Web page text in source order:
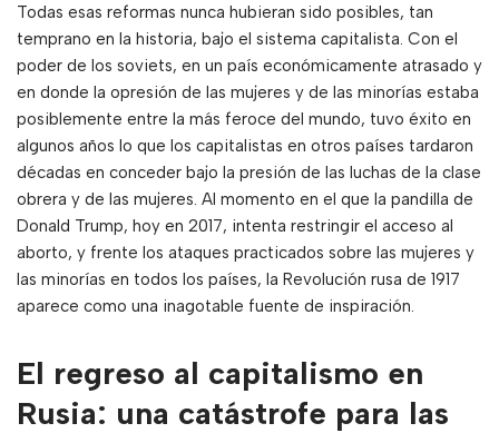
Todas esas reformas nunca hubieran sido posibles, tan
temprano en la historia, bajo el sistema capitalista. Con el
poder de los soviets, en un país económicamente atrasado y
en donde la opresión de las mujeres y de las minorías estaba
posiblemente entre la más feroce del mundo, tuvo éxito en
algunos años lo que los capitalistas en otros países tardaron
décadas en conceder bajo la presión de las luchas de la clase
obrera y de las mujeres. Al momento en el que la pandilla de
Donald Trump, hoy en 2017, intenta restringir el acceso al
aborto, y frente los ataques practicados sobre las mujeres y
las minorías en todos los países, la Revolución rusa de 1917
aparece como una inagotable fuente de inspiración.
El regreso al capitalismo en
Rusia: una catástrofe para las